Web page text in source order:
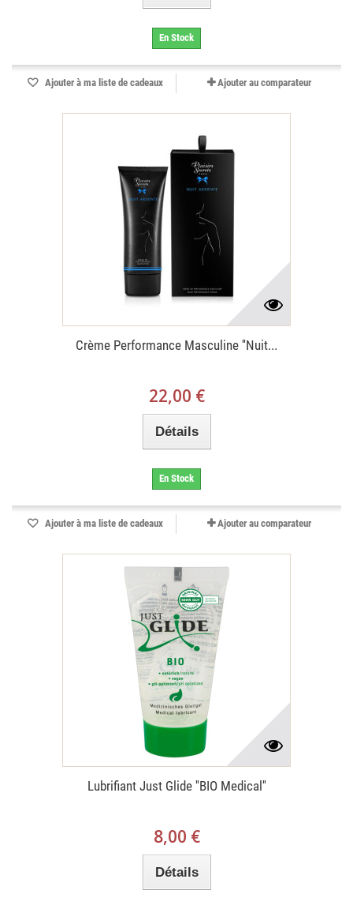
En Stock
Ajouter à ma liste de cadeaux Ajouter au comparateur
Crème Performance Masculine ''Nuit...
22,00 €
Détails
En Stock
Ajouter à ma liste de cadeaux Ajouter au comparateur
Lubrifiant Just Glide ''BIO Medical''
8,00 €
Détails